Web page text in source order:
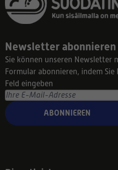
Newsletter abonnieren
Sie können unseren Newsletter
Formular abonnieren, indem
Feld eingeben
ABONNIEREN